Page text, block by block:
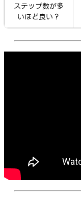
ステップ数が多
いほど良い？